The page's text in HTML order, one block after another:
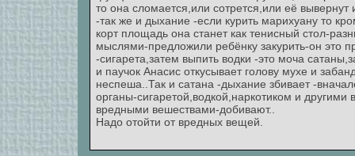
то она сломается,или сотрется,или её вывернут
-так же и дыхание -если курить марихуану то
корт площадь она станет как тенисный стол-
мыслями-предложили ребёнку закурить-он это
-сигарета,затем выпить водки -это моча
и паучок Анасис откусывает голову мухе и
неспеша..Так и сатана -дыхание збивает -
органы-сигаретой,водкой,наркотиком и
вредными вешествами-добивают..
Надо отойти от вредных вещей.